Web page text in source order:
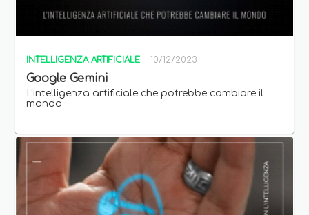
INTELLIGENZA ARTIFICIALE 10/12/2023
Google Gemini
L'intelligenza artificiale che potrebbe cambiare il
mondo